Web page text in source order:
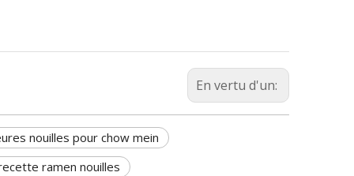
En vertu d'un:
nouilles pour chow mein
ramen nouilles